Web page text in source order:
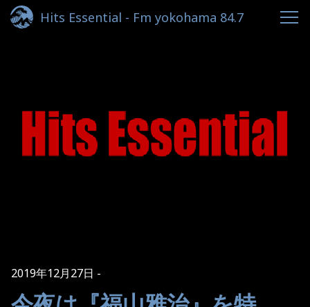
Hits Essential - Fm yokohama 84.7
2019年12月27日